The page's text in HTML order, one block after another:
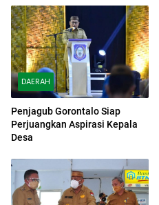
DAERAH
Penjagub Gorontalo Siap
Perjuangkan Aspirasi Kepala
Desa